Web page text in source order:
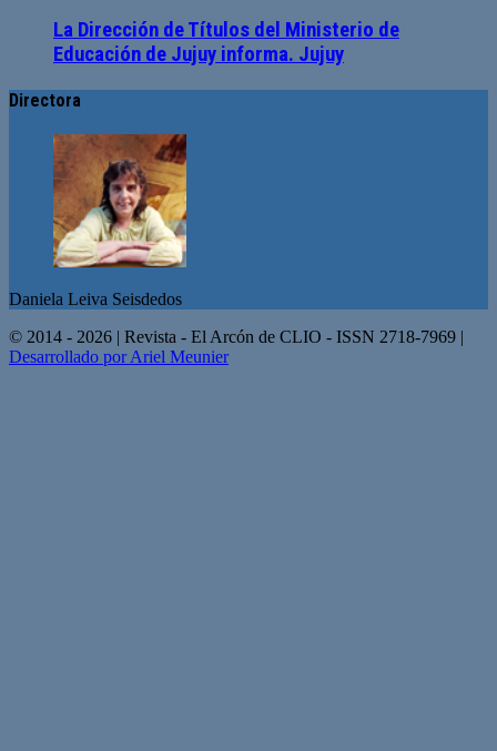
La Dirección de Títulos del Ministerio de
Educación de Jujuy informa. Jujuy
Directora
Daniela Leiva Seisdedos
© 2014 - 2026 | Revista - El Arcón de CLIO - ISSN 2718-7969 |
Desarrollado por Ariel Meunier